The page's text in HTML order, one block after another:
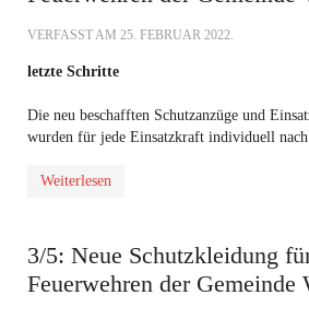
VERFASST AM 25. FEBRUAR 2022.
letzte Schritte
Die neu beschafften Schutzanzüge und
wurden für jede Einsatzkraft individuell
Weiterlesen
3/5: Neue Schutzkleidung
Feuerwehren der Gemeinde